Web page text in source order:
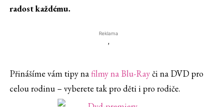
radost každému.
Reklama
'
Přinášíme vám tipy nafilmy na Blu-Rayči na DVD pro
celou rodinu – vyberete tak pro děti i pro rodiče.